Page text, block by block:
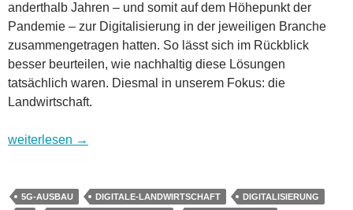
anderthalb Jahren – und somit auf dem Höhepunkt der
Pandemie – zur Digitalisierung in der jeweiligen Branche
zusammengetragen hatten. So lässt sich im Rückblick
besser beurteilen, wie nachhaltig diese Lösungen
tatsächlich waren. Diesmal in unserem Fokus: die
Landwirtschaft.
Wohin geht es in Digitalien? Überklick 5: Landwirtschaft
weiterlesen →
5G-AUSBAU DIGITALE-LANDWIRTSCHAFT
DIGITALISIERUNG